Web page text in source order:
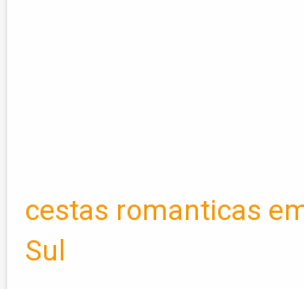
cestas romanticas
Sul